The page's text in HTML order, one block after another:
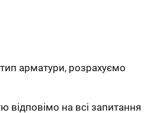
арматури, розрахуємо
відповімо на всі запитання